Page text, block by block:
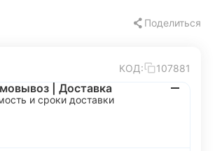
Поделиться
КОД: 107881
| Доставка
и сроки доставки